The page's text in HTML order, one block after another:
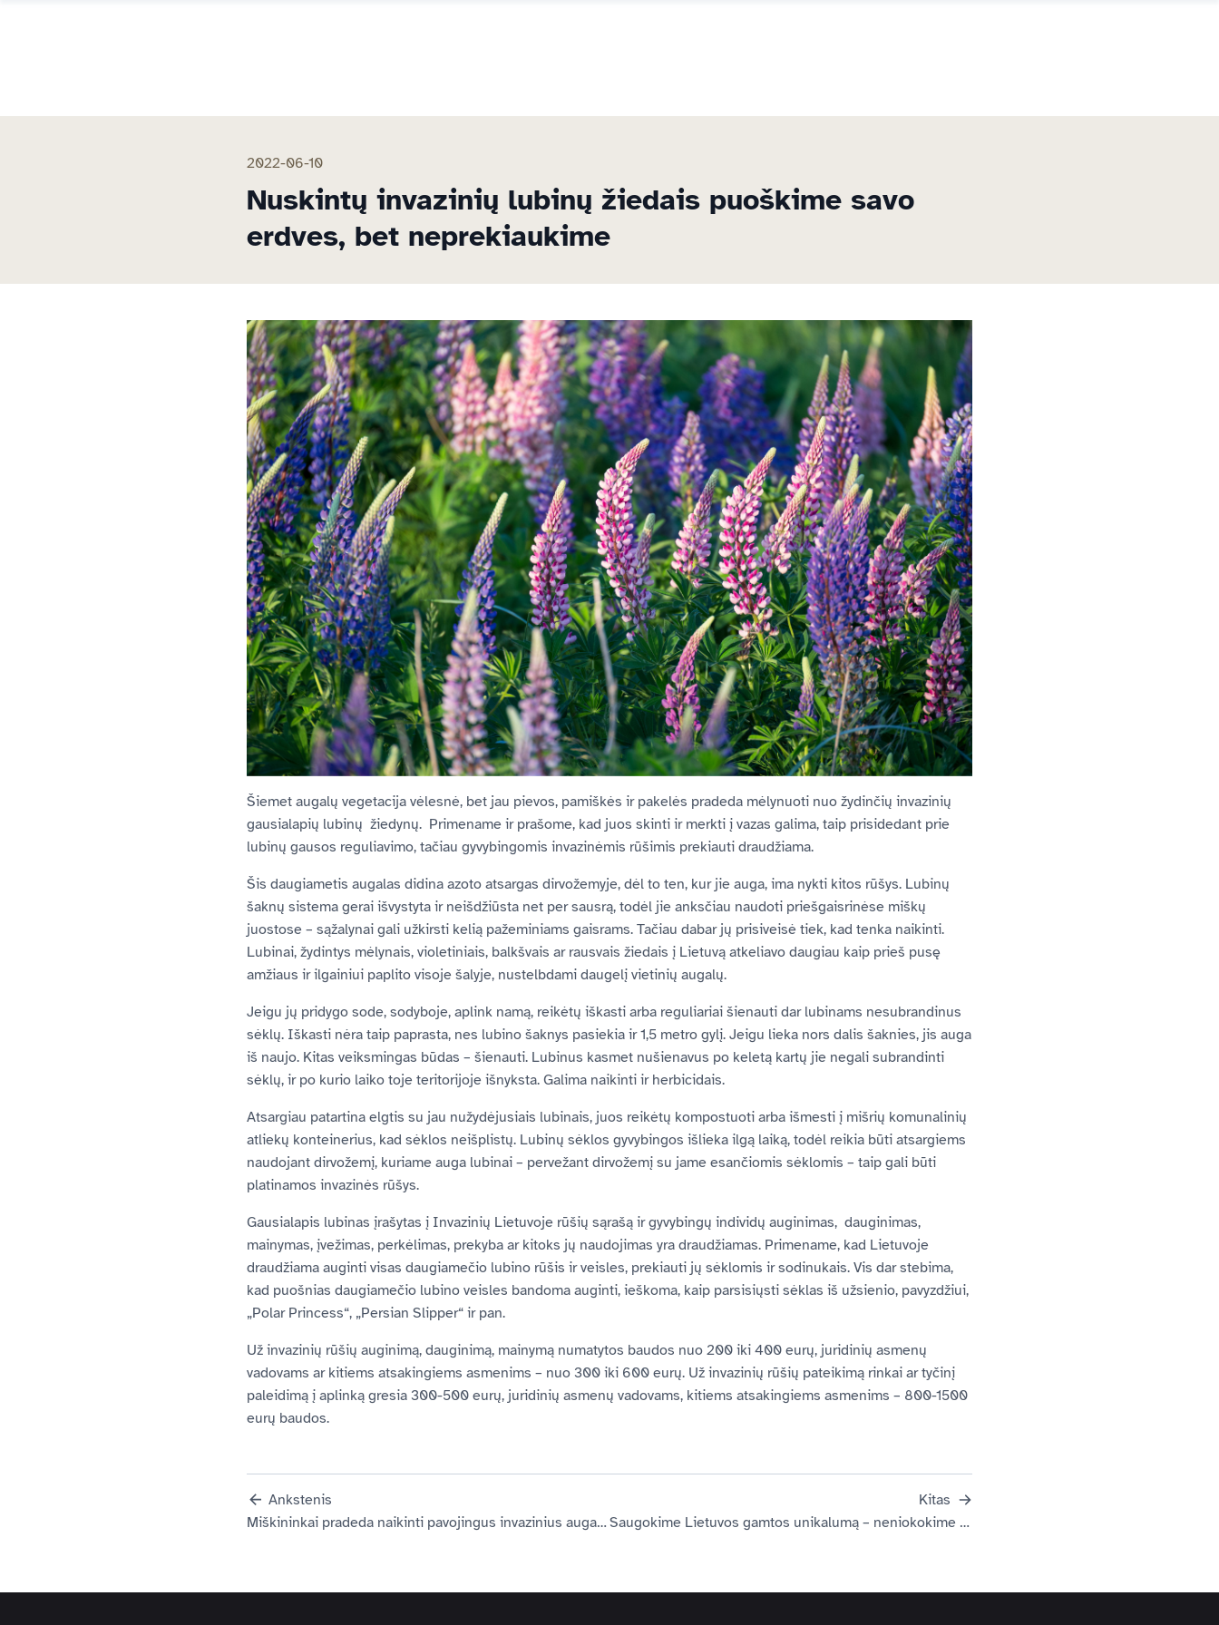
2022-06-10
Nuskintų invazinių lubinų žiedais puoškime savo
erdves, bet neprekiaukime
Šiemet augalų vegetacija vėlesnė, bet jau pievos, pamiškės ir pakelės pradeda mėlynuoti nuo žydinčių invazinių
gausialapių lubinų žiedynų. Primename ir prašome, kad juos skinti ir merkti į vazas galima, taip prisidedant prie
lubinų gausos reguliavimo, tačiau gyvybingomis invazinėmis rūšimis prekiauti draudžiama.
Šis daugiametis augalas didina azoto atsargas dirvožemyje, dėl to ten, kur jie auga, ima nykti kitos rūšys. Lubinų
šaknų sistema gerai išvystyta ir neišdžiūsta net per sausrą, todėl jie anksčiau naudoti priešgaisrinėse miškų
juostose – sąžalynai gali užkirsti kelią pažeminiams gaisrams. Tačiau dabar jų prisiveisė tiek, kad tenka naikinti.
Lubinai, žydintys mėlynais, violetiniais, balkšvais ar rausvais žiedais į Lietuvą atkeliavo daugiau kaip prieš pusę
amžiaus ir ilgainiui paplito visoje šalyje, nustelbdami daugelį vietinių augalų.
Jeigu jų pridygo sode, sodyboje, aplink namą, reikėtų iškasti arba reguliariai šienauti dar lubinams nesubrandinus
sėklų. Iškasti nėra taip paprasta, nes lubino šaknys pasiekia ir 1,5 metro gylį. Jeigu lieka nors dalis šaknies, jis auga
iš naujo. Kitas veiksmingas būdas – šienauti. Lubinus kasmet nušienavus po keletą kartų jie negali subrandinti
sėklų, ir po kurio laiko toje teritorijoje išnyksta. Galima naikinti ir herbicidais.
Atsargiau patartina elgtis su jau nužydėjusiais lubinais, juos reikėtų kompostuoti arba išmesti į mišrių komunalinių
atliekų konteinerius, kad sėklos neišplistų. Lubinų sėklos gyvybingos išlieka ilgą laiką, todėl reikia būti atsargiems
naudojant dirvožemį, kuriame auga lubinai – pervežant dirvožemį su jame esančiomis sėklomis – taip gali būti
platinamos invazinės rūšys.
Gausialapis lubinas įrašytas į Invazinių Lietuvoje rūšių sąrašą ir gyvybingų individų auginimas, dauginimas,
mainymas, įvežimas, perkėlimas, prekyba ar kitoks jų naudojimas yra draudžiamas. Primename, kad Lietuvoje
draudžiama auginti visas daugiamečio lubino rūšis ir veisles, prekiauti jų sėklomis ir sodinukais. Vis dar stebima,
kad puošnias daugiamečio lubino veisles bandoma auginti, ieškoma, kaip parsisiųsti sėklas iš užsienio, pavyzdžiui,
„Polar Princess“, „Persian Slipper“ ir pan.
Už invazinių rūšių auginimą, dauginimą, mainymą numatytos baudos nuo 200 iki 400 eurų, juridinių asmenų
vadovams ar kitiems atsakingiems asmenims – nuo 300 iki 600 eurų. Už invazinių rūšių pateikimą rinkai ar tyčinį
paleidimą į aplinką gresia 300-500 eurų, juridinių asmenų vadovams, kitiems atsakingiems asmenims – 800-1500
eurų baudos.
Ankstenis
Miškininkai pradeda naikinti pavojingus invazinius augalus – Sosnovskio barščius
Kitas
Saugokime Lietuvos gamtos unikalumą – neniokokime savų augalų, neplatinkime svetimų